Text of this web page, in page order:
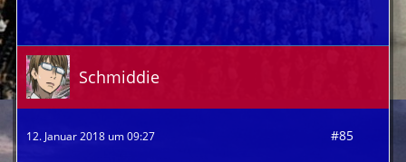
Schmiddie
12. Januar 2018 um 09:27 #85